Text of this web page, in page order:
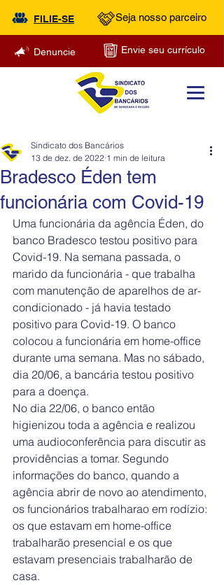
FILIE-SE Seja nosso parceiro
Denuncie Envie seu currículo
Bradesco Éden tem
funcionária com Covid-19
Sindicato dos Bancários
13 de dez. de 2022 1 min de leitura
Uma funcionária da agência Éden, do
banco Bradesco testou positivo para
Covid-19. Na semana passada, o
marido da funcionária - que trabalha
com manutenção de aparelhos de ar-
condicionado - já havia testado
positivo para Covid-19. O banco
colocou a funcionária em home-office
durante uma semana. Mas no sábado,
dia 20/06, a bancária testou positivo
para a doença.
No dia 22/06, o banco então
higienizou toda a agência e realizou
uma audioconferência para discutir as
providências a tomar. Segundo
informações do banco, quando a
agência abrir de novo ao atendimento,
os funcionários trabalharao em rodízio:
os que estavam em home-office
trabalharão presencial e os que
estavam presenciais trabalharão de
casa.